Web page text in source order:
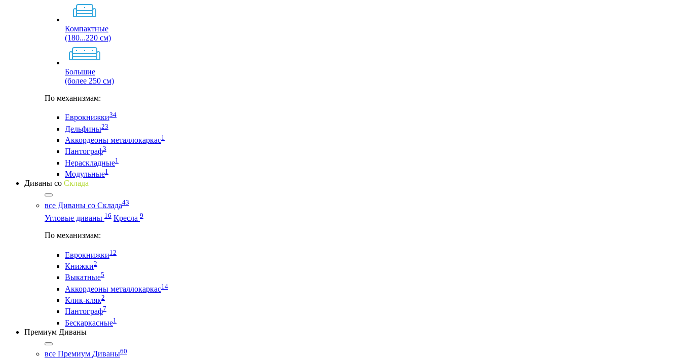
Компактные
(180...220 см)
Большие
(более 250 см)
По механизмам:
Еврокнижки34
Дельфины23
Аккордеоны металлокаркас1
Пантограф3
Нераскладные1
Модульные1
Диваны со Склада
все Диваны со Склада43
Угловые диваны 16 Кресла 9
По механизмам:
Еврокнижки12
Книжки2
Выкатные5
Аккордеоны металлокаркас14
Клик-кляк2
Пантограф7
Бескаркасные1
Премиум Диваны
все Премиум Диваны60